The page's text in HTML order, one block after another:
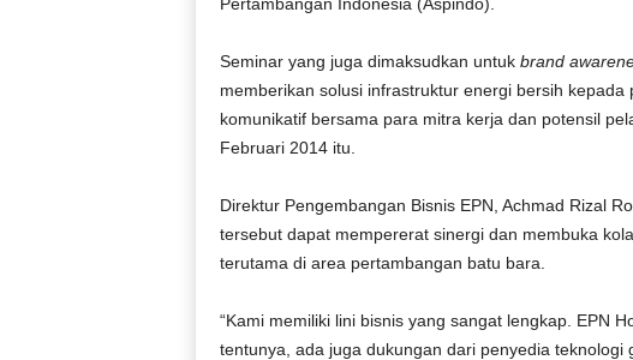
Seminar yang juga dimaksudkan untuk brand
memberikan solusi infrastruktur energi bersih
komunikatif bersama para mitra kerja dan potensil
Februari 2014 itu.
Direktur Pengembangan Bisnis EPN, Achmad Rizal
tersebut dapat mempererat sinergi dan membuka
terutama di area pertambangan batu bara.
“Kami memiliki lini bisnis yang sangat lengkap. EPN
tentunya, ada juga dukungan dari penyedia teknologi